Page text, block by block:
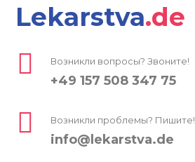
Lekarstva.de
Возникли вопросы? Звоните!
+49 157 508 347 75
Возникли проблемы? Пишите!
info@lekarstva.de